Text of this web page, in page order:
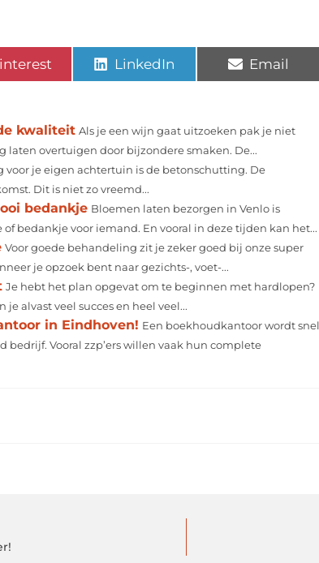
LinkedIn Email
kwaliteit Als je een wijn gaat uitzoeken pak je niet
laten overtuigen door bijzondere smaken. De...
voor je eigen achtertuin is de betonschutting. De
Dit is niet zo vreemd...
bedankje Bloemen laten bezorgen in Venlo is
bedankje voor iemand. En vooral in deze tijden kan het...
Voor goede behandeling zit je zeker goed bij onze super
je opzoek bent naar gezichts-, voet-...
Je hebt het plan opgevat om te beginnen met hardlopen?
alvast veel succes en heel veel...
in Eindhoven! Een boekhoudkantoor wordt snel
bedrijf. Vooral zzp’ers willen vaak hun complete